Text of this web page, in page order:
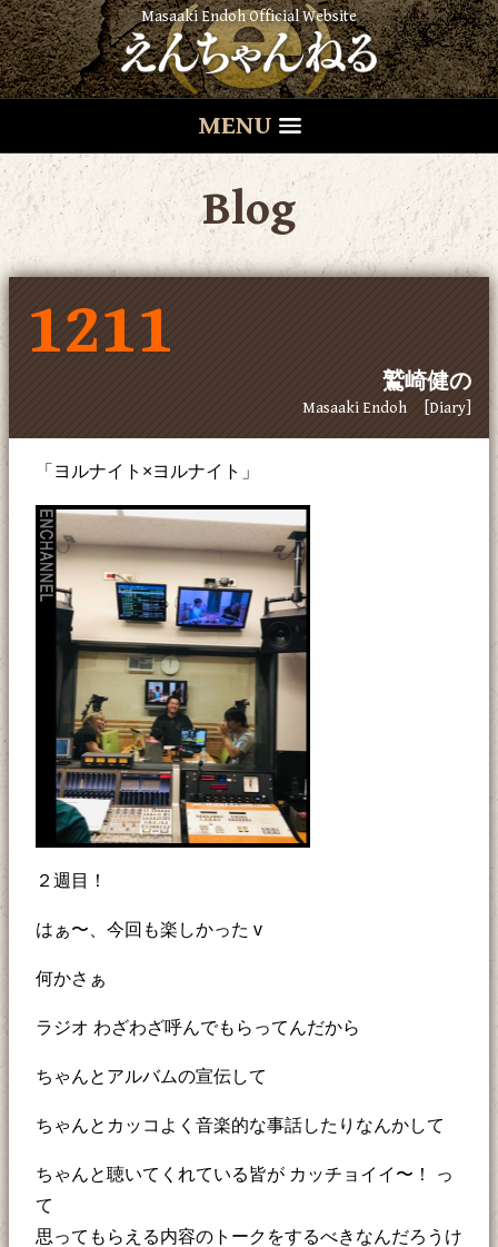
Masaaki Endoh Official Website
MENU
Blog
1211
鷲崎健の
Masaaki Endoh [Diary]
「ヨルナイト×ヨルナイト」
２週目！
はぁ〜、今回も楽しかった v
何かさぁ
ラジオ わざわざ呼んでもらってんだから
ちゃんとアルバムの宣伝して
ちゃんとカッコよく音楽的な事話したりなんかして
ちゃんと聴いてくれている皆が カッチョイイ〜！ っ
て
思ってもらえる内容のトークをするべきなんだろうけ